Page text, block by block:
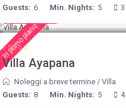
Guests: 6 Min. Nights: 5 3
In primo piano
Villa Ayapana
Noleggi a breve termine /Villa
Guests: 8 Min. Nights: 5 4